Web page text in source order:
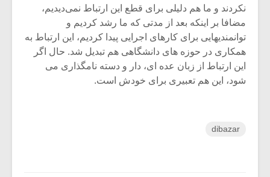
نکردند و ما هم دلیلی برای قطع این ارتباط نمی‌د‌یدیم،
مضافا بر اینکه بعد از مدتی که ما رشد کردیم و
توانمندیهایی برای کارهای اجرایی پیدا کردیم، این ارتباط به
همکاری در حوزه های دانشگاهی هم تبدیل شد. حال اگر
این ارتباط از زبان عده ای، دار و دسته نامگذاری می
شود، این هم تعبیری برای خودش است.
dibazar